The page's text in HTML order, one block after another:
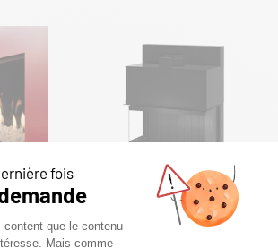
SENSIO FAS 120